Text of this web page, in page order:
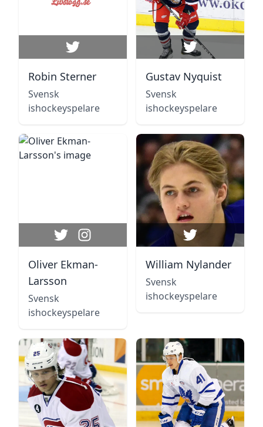
Robin Sterner
Svensk
ishockeyspelare
Gustav Nyquist
Svensk
ishockeyspelare
Oliver Ekman-
Larsson
Svensk
ishockeyspelare
William Nylander
Svensk
ishockeyspelare